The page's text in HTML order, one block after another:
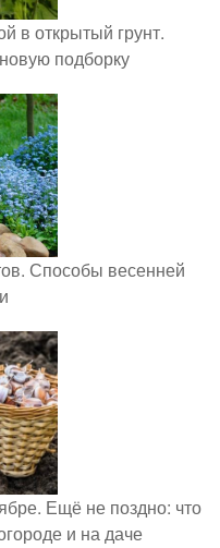
в открытый грунт.
подборку
Способы весенней
Ещё не поздно: что
и на даче